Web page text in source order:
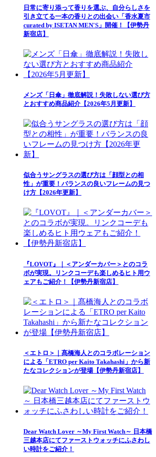
日常に寄り添って香りを選ぶ、自分らしさを
引き立てる一本の香りとの出会い「香水夏市
curated by ISETAN MEN'S」開催！【伊勢丹
新宿店】
メンズ「日傘」徹底解説！失敗しない選び方
とおすすめ商品紹介【2026年5月更新】
似合うサングラスの選び方は「顔型との相
性」が重要！バランスの良いフレームの見つ
け方【2026年更新】
『LOVOT』｜＜アンダーカバー＞とのコラ
ボが実現。リンクコーデも楽しめるヒト用ウ
ェアもご紹介！【伊勢丹新宿店】
＜エトロ＞｜髙橋海人とのコラボレーション
による「ETRO per Kaito Takahashi」から新
たなコレクションが登場【伊勢丹新宿店】
Dear Watch Lover ～My First Watch～ 日本橋
三越本店にてファーストウォッチにふさわし
い時計をご紹介！